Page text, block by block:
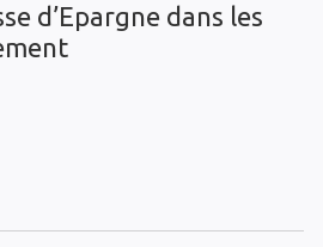
d’Epargne dans les